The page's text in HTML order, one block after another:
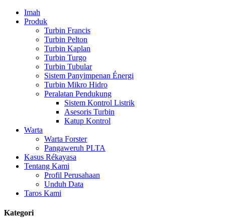
Imah
Produk
Turbin Francis
Turbin Pelton
Turbin Kaplan
Turbin Turgo
Turbin Tubular
Sistem Panyimpenan Énergi
Turbin Mikro Hidro
Peralatan Pendukung
Sistem Kontrol Listrik
Asesoris Turbin
Katup Kontrol
Warta
Warta Forster
Pangaweruh PLTA
Kasus Rékayasa
Tentang Kami
Profil Perusahaan
Unduh Data
Taros Kami
Kategori